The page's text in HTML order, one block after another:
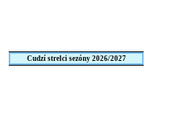
Cudzí strelci sezóny 2026/2027